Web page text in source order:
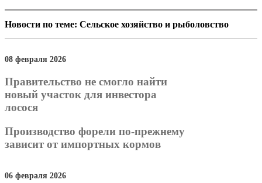
Новости по теме: Сельское хозяйство и рыболовство
08 февраля 2026
Правительство не смогло найти
новый участок для инвестора
лосося
Производство форели по-прежнему
зависит от импортных кормов
06 февраля 2026